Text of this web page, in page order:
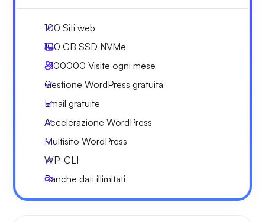
100 Siti web
100 GB SSD NVMe
~100000 Visite ogni mese
Gestione WordPress gratuita
Email gratuite
Accelerazione WordPress
Multisito WordPress
WP-CLI
Banche dati illimitati